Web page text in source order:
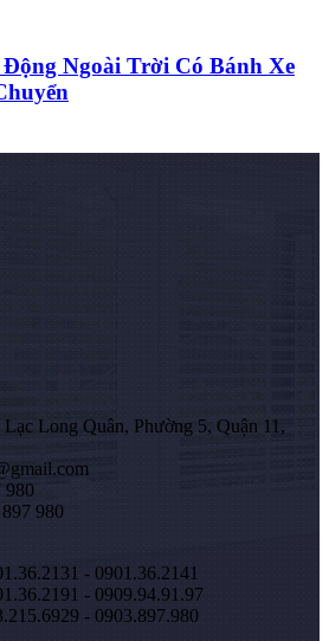
Ngoài Trời Có Bánh Xe
Long Quân, Phường 5, Quận 11,
980
980
- 0901.36.2141
- 0909.94.91.97
- 0903.897.980